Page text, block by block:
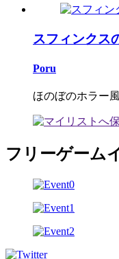
スフィンクス
Poru
ほのぼのホラー
フリーゲーム